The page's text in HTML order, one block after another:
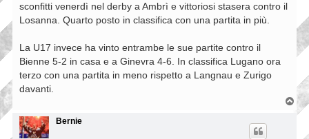
a
g
o
sconfitti venerdì nel derby a Ambrì e vittoriosi stasera contro il
Losanna. Quarto posto in classifica con una partita in più.
La U17 invece ha vinto entrambe le sue partite contro il
Bienne 5-2 in casa e a Ginevra 4-6. In classifica Lugano ora
terzo con una partita in meno rispetto a Langnau e Zurigo
davanti.
T
o
Bernie